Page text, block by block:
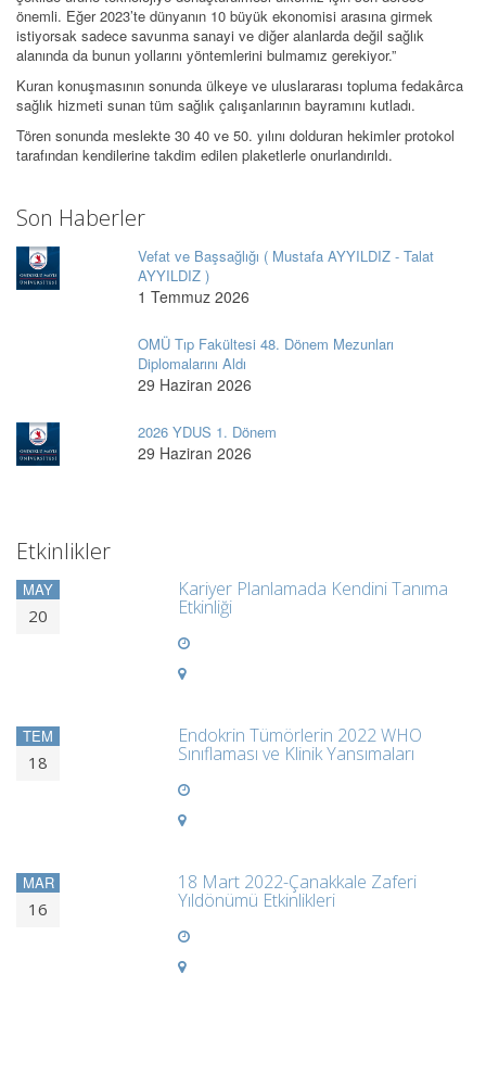
önemli. Eğer 2023’te dünyanın 10 büyük ekonomisi arasına girmek
istiyorsak sadece savunma sanayi ve diğer alanlarda değil sağlık
alanında da bunun yollarını yöntemlerini bulmamız gerekiyor.”
Kuran konuşmasının sonunda ülkeye ve uluslararası topluma fedakârca
sağlık hizmeti sunan tüm sağlık çalışanlarının bayramını kutladı.
Tören sonunda meslekte 30 40 ve 50. yılını dolduran hekimler protokol
tarafından kendilerine takdim edilen plaketlerle onurlandırıldı.
Son Haberler
Vefat ve Başsağlığı ( Mustafa AYYILDIZ - Talat
AYYILDIZ )
1 Temmuz 2026
OMÜ Tıp Fakültesi 48. Dönem Mezunları
Diplomalarını Aldı
29 Haziran 2026
2026 YDUS 1. Dönem
29 Haziran 2026
Etkinlikler
MAY
20
Kariyer Planlamada Kendini Tanıma
Etkinliği
TEM
18
Endokrin Tümörlerin 2022 WHO
Sınıflaması ve Klinik Yansımaları
MAR
16
18 Mart 2022-Çanakkale Zaferi
Yıldönümü Etkinlikleri